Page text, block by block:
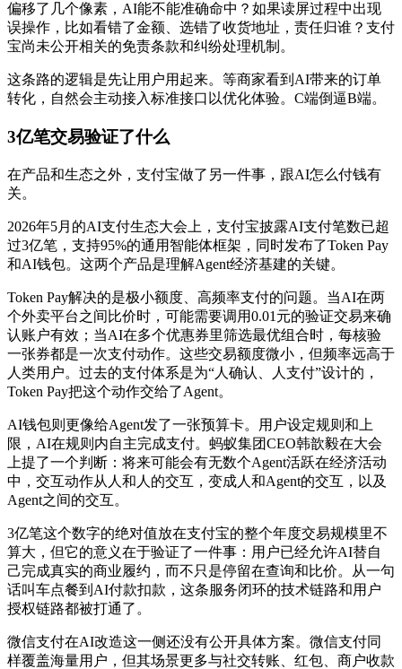
偏移了几个像素，AI能不能准确命中？如果读屏过程中出现
误操作，比如看错了金额、选错了收货地址，责任归谁？支付
宝尚未公开相关的免责条款和纠纷处理机制。
这条路的逻辑是先让用户用起来。等商家看到AI带来的订单
转化，自然会主动接入标准接口以优化体验。C端倒逼B端。
3亿笔交易验证了什么
在产品和生态之外，支付宝做了另一件事，跟AI怎么付钱有
关。
2026年5月的AI支付生态大会上，支付宝披露AI支付笔数已超
过3亿笔，支持95%的通用智能体框架，同时发布了Token Pay
和AI钱包。这两个产品是理解Agent经济基建的关键。
Token Pay解决的是极小额度、高频率支付的问题。当AI在两
个外卖平台之间比价时，可能需要调用0.01元的验证交易来确
认账户有效；当AI在多个优惠券里筛选最优组合时，每核验
一张券都是一次支付动作。这些交易额度微小，但频率远高于
人类用户。过去的支付体系是为“人确认、人支付”设计的，
Token Pay把这个动作交给了Agent。
AI钱包则更像给Agent发了一张预算卡。用户设定规则和上
限，AI在规则内自主完成支付。蚂蚁集团CEO韩歆毅在大会
上提了一个判断：将来可能会有无数个Agent活跃在经济活动
中，交互动作从人和人的交互，变成人和Agent的交互，以及
Agent之间的交互。
3亿笔这个数字的绝对值放在支付宝的整个年度交易规模里不
算大，但它的意义在于验证了一件事：用户已经允许AI替自
己完成真实的商业履约，而不只是停留在查询和比价。从一句
话叫车点餐到AI付款扣款，这条服务闭环的技术链路和用户
授权链路都被打通了。
微信支付在AI改造这一侧还没有公开具体方案。微信支付同
样覆盖海量用户，但其场景更多与社交转账、红包、商户收款